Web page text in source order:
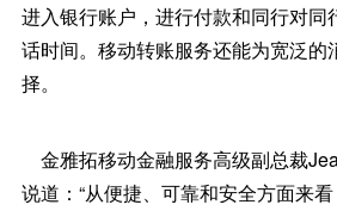
进入银行账户，进行付款和同行对同
话时间。移动转账服务还能为宽泛的
择。
金雅拓移动金融服务高级副总裁
说道：“从便捷、可靠和安全方面来